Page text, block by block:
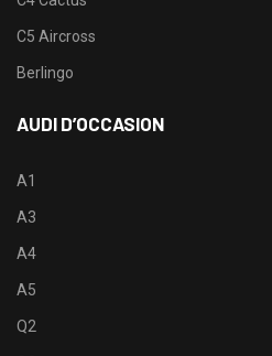
C5 Aircross
Berlingo
AUDI D’OCCASION
A1
A3
A4
A5
Q2